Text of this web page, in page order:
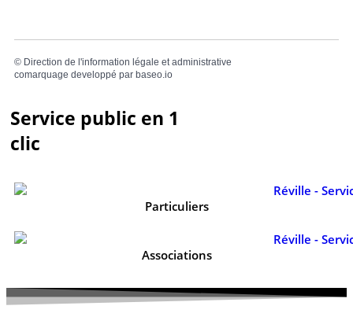
© Direction de l'information légale et administrative
comarquage developpé par baseo.io
Service public en 1
clic
Particuliers
Associations